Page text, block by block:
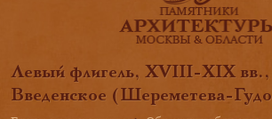
Левый флигель, ХVIII-ХIХ вв.,
Введенское (Шереметева-